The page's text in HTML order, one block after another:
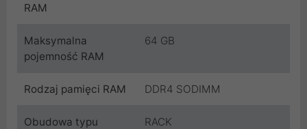
RAM
Maksymalna
pojemność RAM
64 GB
Rodzaj pamięci RAM DDR4 SODIMM
Obudowa typu RACK